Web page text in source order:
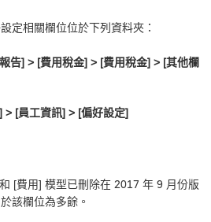
定相關欄位位於下列資料夾：
告] > [費用稅金] > [費用稅金] > [其他欄
> [員工資訊] > [偏好設定]
[費用] 模型已刪除在 2017 年 9 月份版
該欄位為多餘。